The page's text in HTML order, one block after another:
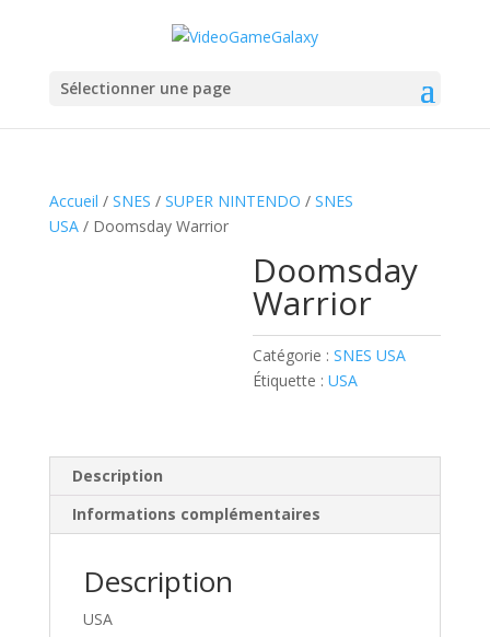
Sélectionner une page
Accueil / SNES / SUPER NINTENDO / SNES
USA/ Doomsday Warrior
Doomsday
Warrior
Catégorie :SNES USA
Étiquette :USA
Description
Informations complémentaires
Description
USA